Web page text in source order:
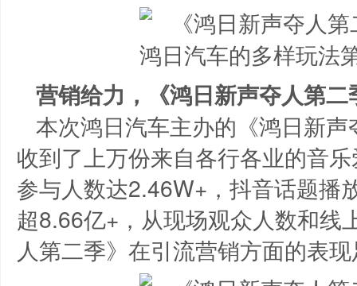
营销给力，《鸿日新声夺人第
本次鸿日汽车主办的《鸿日新
收到了上万份来自各行各业的音
参与人数达2.46W+，抖音话题播
超8.66亿+，从现场观众人数和线
人第二季》在引流营销方面的表